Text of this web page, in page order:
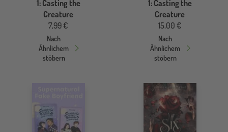
1: Casting the
Creature
7,99 €
Nach
Ähnlichem
stöbern
1: Casting the
Creature
15,00 €
Nach
Ähnlichem
stöbern